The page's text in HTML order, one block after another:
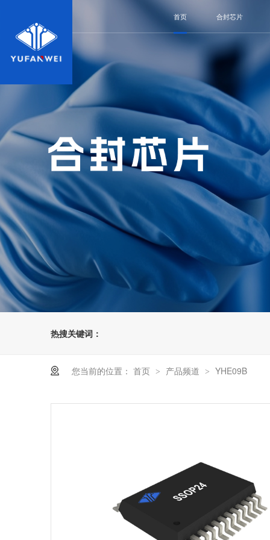
首页 合封芯片
热搜关键词：
您当前的位置： 首页 > 产品频道 > YHE09B